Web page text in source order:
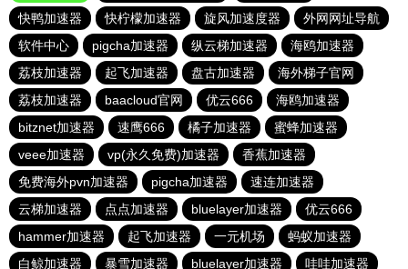
快鸭加速器
快柠檬加速器 旋风加速度器
外网网址导航
软件中心
pigcha加速器 纵云梯加速器
海鸥加速器
荔枝加速器
起飞加速器 盘古加速器
海外梯子官网
荔枝加速器
baacloud官网 优云666
海鸥加速器
bitznet加速器
速鹰666 橘子加速器
蜜蜂加速器
veee加速器
vp(永久免费)加速器
香蕉加速器
免费海外pvn加速器
pigcha加速器
速连加速器
云梯加速器
点点加速器 bluelayer加速器
优云666
hammer加速器
起飞加速器 一元机场
蚂蚁加速器
白鲸加速器
暴雪加速器 bluelayer加速器 哇哇加速器